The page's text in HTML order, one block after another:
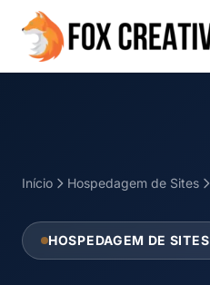
Início Hospedagem de Sites
HOSPEDAGEM DE SITES